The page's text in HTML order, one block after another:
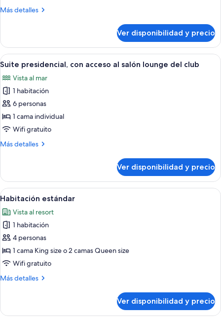
King
Más detalles
Más
estándar,
cama
size,
balcón
Ver disponibilidad y precio
Ver
todas
las
fotos
de
Suite
presidencial,
acceso
lounge
del
club
Habitación de hotel con una cama
13
Suite presidencial, con acceso al salón lounge del club
Vista al mar
1 habitación
6 personas
1 cama individual
Wifi gratuito
Más detalles
Más
presidencial,
con
acceso
salón
lounge
del
club
Ver disponibilidad y precio
Ver
todas
las
fotos
de
Habitación
estándar
Una cama bien hecha con un
6
Habitación estándar
Vista al resort
1 habitación
4 personas
1 cama King size o 2 camas Queen size
Wifi gratuito
Más detalles
Más
estándar
Ver disponibilidad y precio